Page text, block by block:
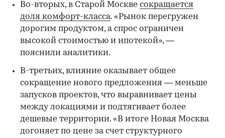
Во-вторых, в Старой Москве сокращается
доля комфорт-класса. «Рынок перегружен
дорогим продуктом, а спрос ограничен
высокой стоимостью и ипотекой», —
пояснили аналитики.
В-третьих, влияние оказывает общее
сокращение нового предложения — меньше
запусков проектов, что выравнивает цены
между локациями и подтягивает более
дешевые территории. «В итоге Новая Москва
догоняет по цене за счет структурного